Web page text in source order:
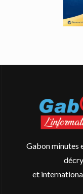
Gabon minutes
et